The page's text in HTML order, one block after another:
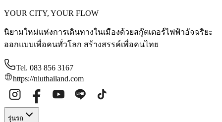
YOUR CITY, YOUR FLOW
นิยามใหม่แห่งการเดินทางในเมืองด้วยสกู๊ตเตอร์ไฟฟ้าอัจฉริยะ
ออกแบบเพื่อคนทั่วโลก สร้างสรรค์เพื่อคนไทย
Tel. 083 856 3167
https://niuthailand.com
รุ่นรถ